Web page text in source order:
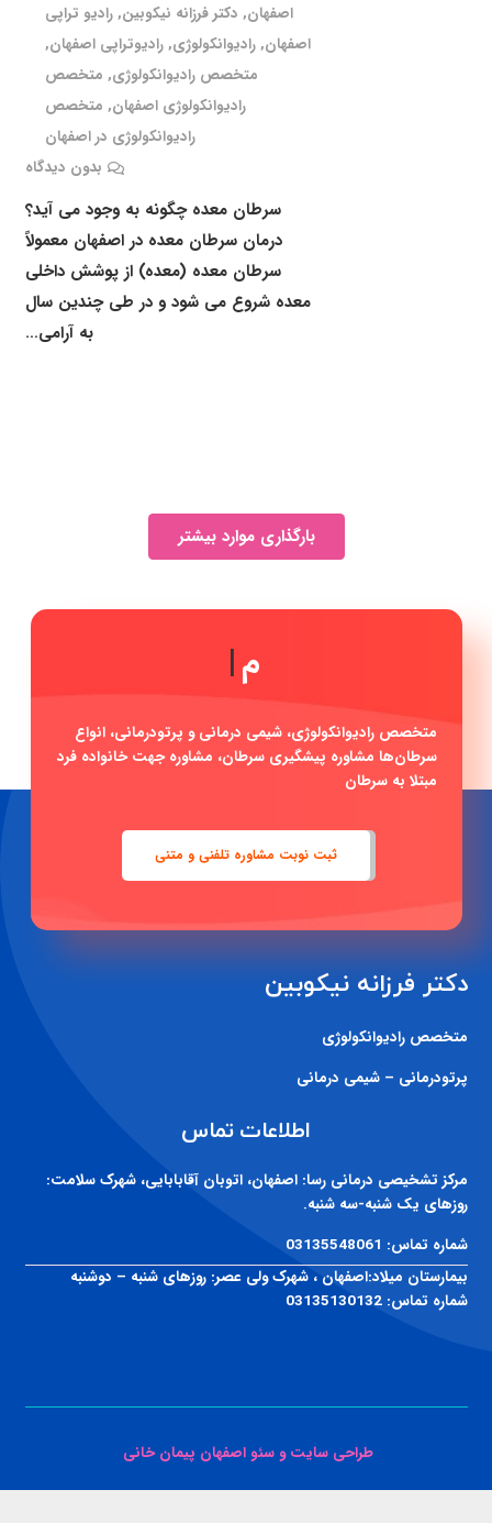
اصفهان, دکتر فرزانه نیکوبین,رادیو تراپی
اصفهان,رادیوانکولوژی,رادیوتراپی اصفهان,
متخصص رادیوانکولوژی, متخصص
رادیوانکولوژی اصفهان, متخصص
رادیوانکولوژی در اصفهان
بدون دیدگاه
سرطان معده چگونه به وجود می آید؟
درمان سرطان معده در اصفهان معمولاً
سرطان معده (معده) از پوشش داخلی
معده شروع می شود و در طی چندین سال
به آرامی…
بارگذاری موارد بیشتر
مشاوره آ
متخصص رادیوانکولوژی، شیمی درمانی و پرتودرمانی، انواع
سرطان‌ها مشاوره پیشگیری سرطان، مشاوره جهت خانواده فرد
مبتلا به سرطان
ثبت نوبت مشاوره تلفنی و متنی
دکتر فرزانه نیکوبین
متخصص رادیوانکولوژی
پرتودرمانی – شیمی درمانی
اطلاعات تماس
مرکز تشخیصی درمانی رسا: اصفهان، اتوبان آقابابایی، شهرک سلامت:
روزهای یک شنبه-سه شنبه.
شماره تماس: 03135548061
بیمارستان میلاد:اصفهان ، شهرک ولی عصر: روزهای شنبه – دوشنبه
شماره تماس:03135130132
طراحی سایت و سئو اصفهان پیمان خانی